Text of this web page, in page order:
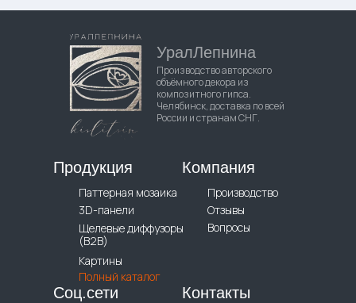
Паттерная мозаика
3D-панели
Щелевые диффузоры
(B2B)
Картины
Полный каталог
УралЛепнина
Продукция
Контакты
Производство
Отзывы
Вопросы
Компания
Соц.сети
Производство авторского
объёмного декора из
композитного гипса.
Челябинск, доставка по всей
России и странам СНГ.